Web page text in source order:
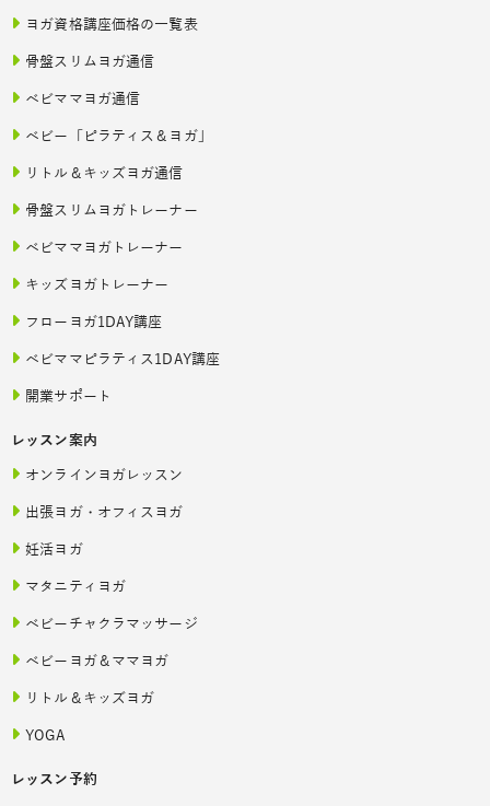
ヨガ資格講座価格の一覧表
骨盤スリムヨガ通信
ベビママヨガ通信
ベビー「ピラティス＆ヨガ」
リトル＆キッズヨガ通信
骨盤スリムヨガトレーナー
ベビママヨガトレーナー
キッズヨガトレーナー
フローヨガ1DAY講座
ベビママピラティス1DAY講座
開業サポート
レッスン案内
オンラインヨガレッスン
出張ヨガ・オフィスヨガ
妊活ヨガ
マタニティヨガ
ベビーチャクラマッサージ
ベビーヨガ＆ママヨガ
リトル＆キッズヨガ
YOGA
レッスン予約